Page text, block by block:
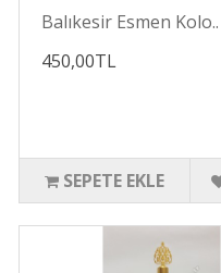
Balıkesir Esmen Kolo..
450,00TL
SEPETE EKLE